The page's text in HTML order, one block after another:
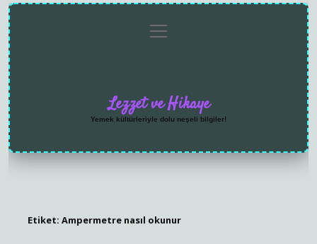
menüyü
aç
Lezzet ve Hikaye
Yemek kültürleriyle dolu neşeli bilgiler!
Etiket: Ampermetre nasıl okunur